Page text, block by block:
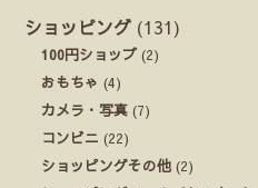
ショッピング (131)
100円ショップ (2)
おもちゃ (4)
カメラ・写真 (7)
コンビニ (22)
ショッピングその他 (2)